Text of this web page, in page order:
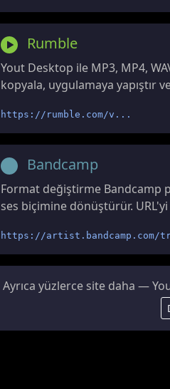
Rumble
Yout Desktop ile MP3, MP4,
kopyala, uygulamaya yapıştır
https://rumble.com/v...
Bandcamp
Format değiştirme Bandcamp
ses biçimine dönüştürür.
https://artist.bandcamp.com/
Ayrıca yüzlerce site daha —